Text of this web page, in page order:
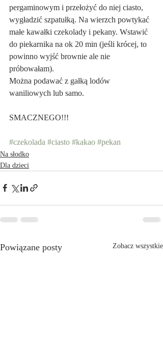
pergaminowym i przełożyć do niej ciasto,
wygładzić szpatułką. Na wierzch powtykać
małe kawałki czekolady i pekany. Wstawić
do piekarnika na ok 20 min (jeśli krócej, to
powinno wyjść brownie ale nie
próbowałam).
Można podawać z gałką lodów
waniliowych lub samo.
SMACZNEGO!!!
#czekolada #ciasto #kakao #pekan
Na słodko
Dla dzieci
Powiązane posty Zobacz wszystkie